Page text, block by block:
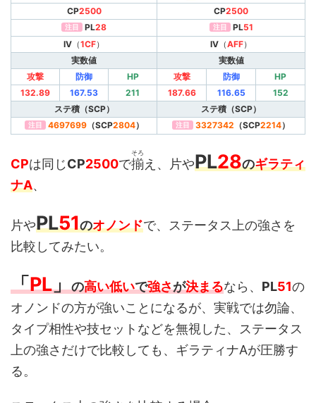
CP2500 CP2500
注目 PL28 注目 PL51
IV （1CF） IV （AFF）
実数値
実数値
攻撃
防御 HP 攻撃 防御
HP
132.89
167.53 211 187.66 116.65
152
ステ積（SCP）
ステ積（SCP）
注目 4697699（SCP2804） 注目 3327342 （SCP2214）
CPは同じCP2500で揃
そろ
え、片やPL28のギラティ
ナA、
片やPL51のオノンドで、ステータス上の強さを
比較してみたい。
「PL」の高い低いで強さが決まるなら、 PL51の
オノンドの方が強いことになるが、実戦では勿論、
タイプ相性や技セットなどを無視した、ステータス
上の強さだけで比較しても、ギラティナAが圧勝す
る。